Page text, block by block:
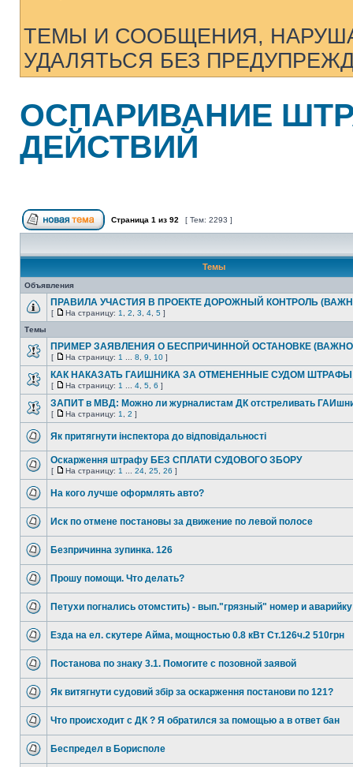
ТЕМЫ И СООБЩЕНИЯ,
УДАЛЯТЬСЯ БЕЗ
ОСПАРИВАНИЕ
ДЕЙСТВИЙ
Страница 1 из 92 [ Тем: 2293 ]
Темы
Объявления
ПРАВИЛА УЧАСТИЯ В ПРОЕКТЕ ДОРОЖНЫЙ КОНТРОЛЬ
[ На страницу: 1 2 3 4 5 ]
Темы
ПРИМЕР ЗАЯВЛЕНИЯ О БЕСПРИЧИННОЙ ОСТАНОВКЕ
[ На страницу: 1 8 9 10 ]
КАК НАКАЗАТЬ ГАИШНИКА ЗА ОТМЕНЕННЫЕ СУДОМ ШТРАФЫ
[ На страницу: 1 4 5 6 ]
ЗАПИТ в МВД: Можно ли журналистам ДК отстреливать
[ На страницу: 1 2 ]
Як притягнути інспектора до відповідальності
Оскарження штрафу БЕЗ СПЛАТИ СУДОВОГО ЗБОРУ
[ На страницу: 1 24 25 26 ]
На кого лучше оформлять авто?
Иск по отмене постановы за движение по левой полосе
Безпричинна зупинка. 126
Прошу помощи. Что делать?
Петухи погнались отомстить) - вып."грязный" номер и аварийку
Езда на ел. скутере Айма, мощностью 0.8 кВт Ст.126ч.2 510грн
Постанова по знаку 3.1. Помогите с позовной заявой
Як витягнути судовий збір за оскарження постанови по 121?
Что происходит с ДК ? Я обратился за помощью а в ответ бан
Беспредел в Борисполе